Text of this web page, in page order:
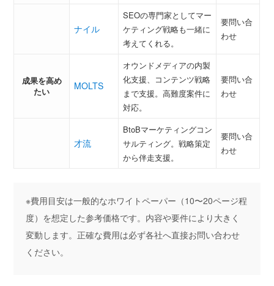
ナイル
SEOの専門家としてマー
ケティング戦略も一緒に
考えてくれる。
要問い合
わせ
成果を高め
たい
MOLTS
オウンドメディアの内製
化支援、コンテンツ戦略
まで支援。高難度案件に
対応。
要問い合
わせ
才流
BtoBマーケティングコン
サルティング。戦略策定
から伴走支援。
要問い合
わせ
※費用目安は一般的なホワイトペーパー（10〜20ページ程
度）を想定した参考価格です。内容や要件により大きく
変動します。正確な費用は必ず各社へ直接お問い合わせ
ください。